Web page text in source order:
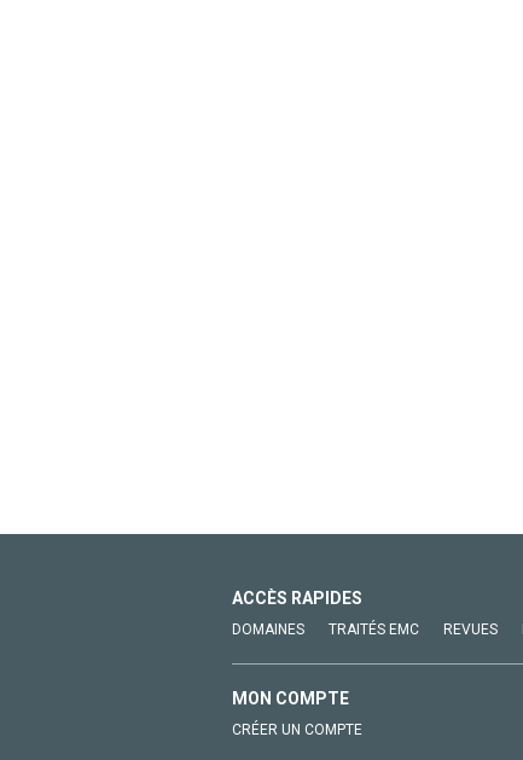
ACCÈS RAPIDES
DOMAINES TRAITÉS EMC REVUES
MON COMPTE
CRÉER UN COMPTE